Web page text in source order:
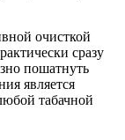
очисткой
сразу
пошатнуть
является
табачной